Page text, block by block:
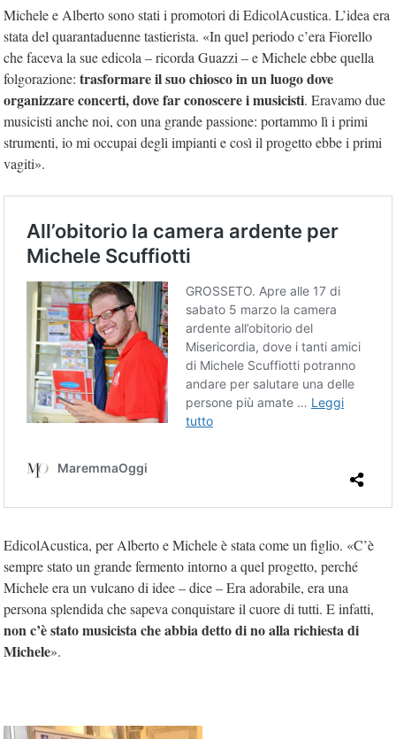
Michele e Alberto sono stati i promotori di EdicolAcustica. L’idea era
stata del quarantaduenne tastierista. «In quel periodo c’era Fiorello
che faceva la sue edicola – ricorda Guazzi – e Michele ebbe quella
folgorazione: trasformare il suo chiosco in un luogo dove
organizzare concerti, dove far conoscere i musicisti. Eravamo due
musicisti anche noi, con una grande passione: portammo lì i primi
strumenti, io mi occupai degli impianti e così il progetto ebbe i primi
vagiti».
EdicolAcustica, per Alberto e Michele è stata come un figlio. «C’è
sempre stato un grande fermento intorno a quel progetto, perché
Michele era un vulcano di idee – dice – Era adorabile, era una
persona splendida che sapeva conquistare il cuore di tutti. E infatti,
non c’è stato musicista che abbia detto di no alla richiesta di
Michele».